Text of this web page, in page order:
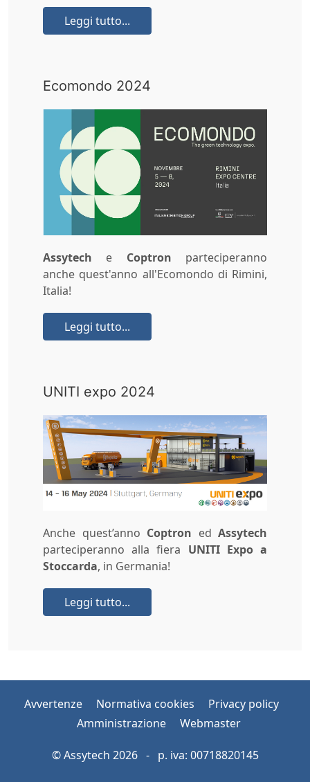
Leggi tutto...
Ecomondo 2024
Assytech e Coptron parteciperanno
anche quest'anno all'Ecomondo di Rimini,
Italia!
Leggi tutto...
UNITI expo 2024
Anche quest’anno Coptron ed Assytech
parteciperanno alla fiera UNITI Expo a
Stoccarda, in Germania!
Leggi tutto...
Avvertenze Normativa cookies
Privacy policy
Amministrazione
Webmaster
© Assytech 2026 - p. iva: 00718820145